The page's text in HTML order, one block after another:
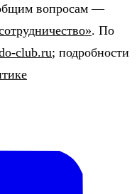
вопросам —
. По
club.ru; подробности